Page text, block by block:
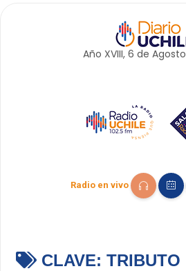
Año XVIII, 6 de Agosto
Radio en vivo
CLAVE: TRIBUTO